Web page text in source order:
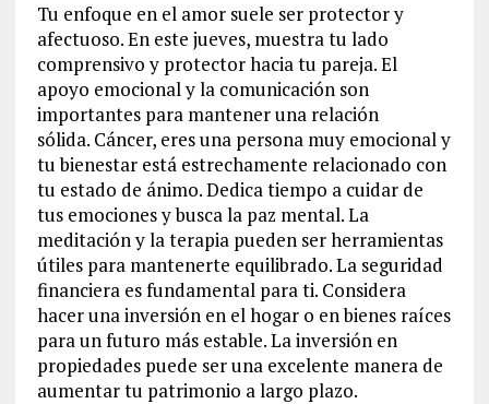
Tu enfoque en el amor suele ser protector y
afectuoso. En este jueves, muestra tu lado
comprensivo y protector hacia tu pareja. El
apoyo emocional y la comunicación son
importantes para mantener una relación
sólida. Cáncer, eres una persona muy emocional y
tu bienestar está estrechamente relacionado con
tu estado de ánimo. Dedica tiempo a cuidar de
tus emociones y busca la paz mental. La
meditación y la terapia pueden ser herramientas
útiles para mantenerte equilibrado. La seguridad
financiera es fundamental para ti. Considera
hacer una inversión en el hogar o en bienes raíces
para un futuro más estable. La inversión en
propiedades puede ser una excelente manera de
aumentar tu patrimonio a largo plazo.